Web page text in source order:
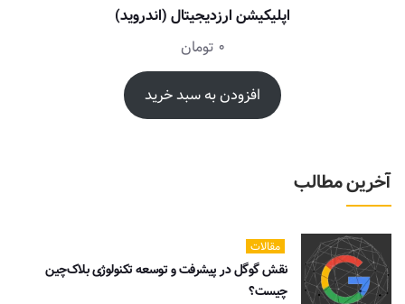
اپلیکیشن ارزدیجیتال (اندروید)
0 تومان
افزودن به سبد خرید
آخرین مطالب
مقالات
نقش گوگل در پیشرفت و توسعه تکنولوژی بلاک‌چین
چیست؟